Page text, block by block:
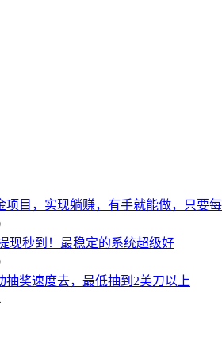
项目，实现躺赚，有手就能做，只要
现秒到！最稳定的系统超级好
抽奖速度去，最低抽到2美刀以上